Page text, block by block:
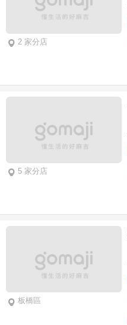
2 家分店
5 家分店
板橋區